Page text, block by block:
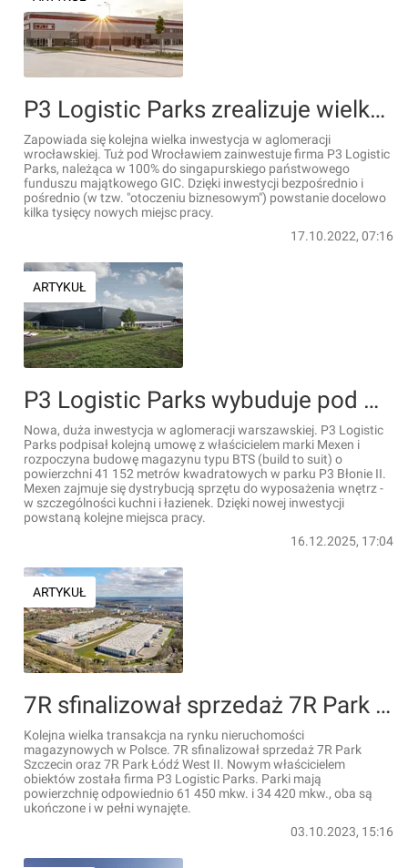
P3 Logistic Parks zrealizuje wielką inwestycję pod Wrocławiem. Powstanie kilka tysięcy miejsc pracy
Zapowiada się kolejna wielka inwestycja w aglomeracji
wrocławskiej. Tuż pod Wrocławiem zainwestuje firma P3 Logistic
Parks, należąca w 100% do singapurskiego państwowego
funduszu majątkowego GIC. Dzięki inwestycji bezpośrednio i
pośrednio (w tzw. "otoczeniu biznesowym") powstanie docelowo
kilka tysięcy nowych miejsc pracy.
17.10.2022, 07:16
ARTYKUŁ
P3 Logistic Parks wybuduje pod Warszawą duży magazyn dla Mexen
Nowa, duża inwestycja w aglomeracji warszawskiej. P3 Logistic
Parks podpisał kolejną umowę z właścicielem marki Mexen i
rozpoczyna budowę magazynu typu BTS (build to suit) o
powierzchni 41 152 metrów kwadratowych w parku P3 Błonie II.
Mexen zajmuje się dystrybucją sprzętu do wyposażenia wnętrz -
w szczególności kuchni i łazienek. Dzięki nowej inwestycji
powstaną kolejne miejsca pracy.
16.12.2025, 17:04
ARTYKUŁ
7R sfinalizował sprzedaż 7R Park Szczecin oraz 7R Park Łódź West II
Kolejna wielka transakcja na rynku nieruchomości
magazynowych w Polsce. 7R sfinalizował sprzedaż 7R Park
Szczecin oraz 7R Park Łódź West II. Nowym właścicielem
obiektów została firma P3 Logistic Parks. Parki mają
powierzchnię odpowiednio 61 450 mkw. i 34 420 mkw., oba są
ukończone i w pełni wynajęte.
03.10.2023, 15:16